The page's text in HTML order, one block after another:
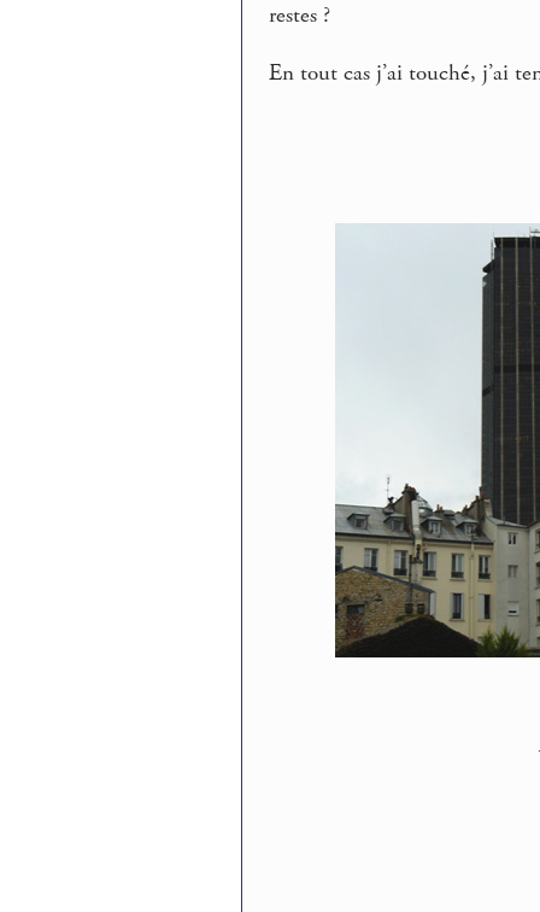
restes ?
En tout cas j’ai touché, j’ai